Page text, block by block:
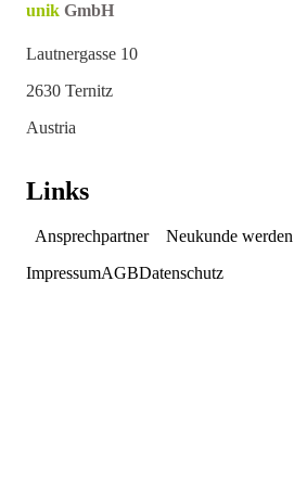
unik GmbH
Lautnergasse 10
2630 Ternitz
Austria
Links
Ansprechpartner Neukunde werden
ImpressumAGBDatenschutz